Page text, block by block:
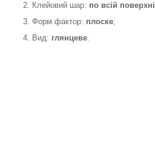
2. Клейовий шар: по всій поверхні
3. Форм фактор: плоске;
4. Вид: глянцеве.